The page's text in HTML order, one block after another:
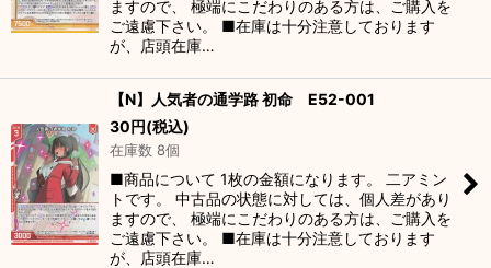
ますので、 極端にこだわりのある方は、ご購入を
ご遠慮下さい。 ■在庫は十分注意しております
が、店頭在庫…
【N】人気者の通学路 初命 E52-001
30円(税込)
在庫数 8個
■商品について 1枚の金額になります。 二アミン
トです。 中古品の状態に対しては、個人差があり
ますので、 極端にこだわりのある方は、ご購入を
ご遠慮下さい。 ■在庫は十分注意しております
が、店頭在庫…